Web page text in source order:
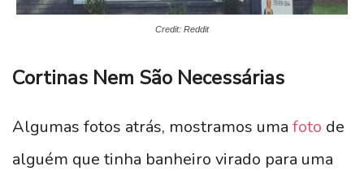
Credit: Reddit
Cortinas Nem São Necessárias
Algumas fotos atrás, mostramos uma foto de
alguém que tinha banheiro virado para uma